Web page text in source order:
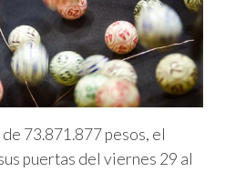
73.871.877 pesos, el
puertas del viernes 29 al